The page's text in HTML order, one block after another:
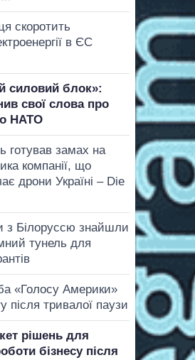
скоротить
в ЄС
силовий блок»:
свої слова про
НАТО
готував замах на
компанії, що
дрони Україні – Die
з Білоруссю знайшли
тунель для
«Голосу Америки»
після тривалої паузи
рішень для
бізнесу після